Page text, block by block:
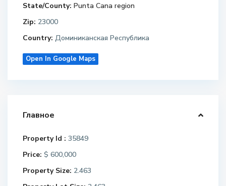
State/County: Punta Cana region
Zip: 23000
Country: Доминиканская Республика
Open In Google Maps
Главное
Property Id : 35849
Price: $ 600,000
Property Size: 2.463